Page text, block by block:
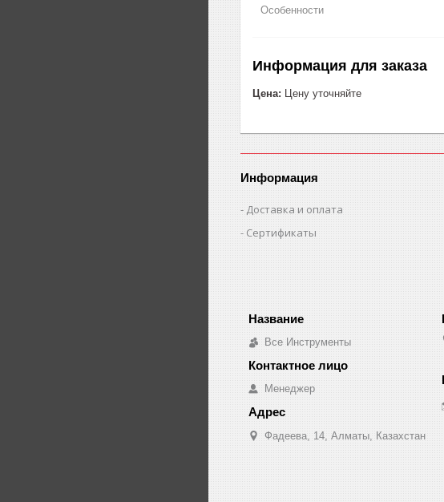
Особенности
Информация для заказа
Цена: Цену уточняйте
Информация
Доставка и оплата
Сертификаты
Все Инструменты
Менеджер
Фадеева, 14, Алматы, Казахстан